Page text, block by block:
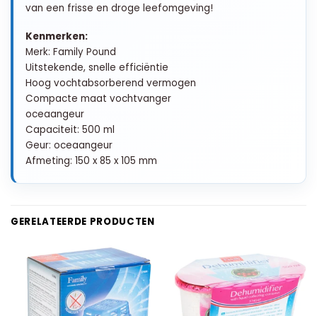
van een frisse en droge leefomgeving!
Kenmerken:
Merk: Family Pound
Uitstekende, snelle efficiëntie
Hoog vochtabsorberend vermogen
Compacte maat vochtvanger
oceaangeur
Capaciteit: 500 ml
Geur: oceaangeur
Afmeting: 150 x 85 x 105 mm
GERELATEERDE PRODUCTEN